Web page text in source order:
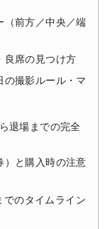
（前方／中央／端
良席の見つけ方
撮影ルール・マ
退場までの完全
）と購入時の注意
のタイムライン